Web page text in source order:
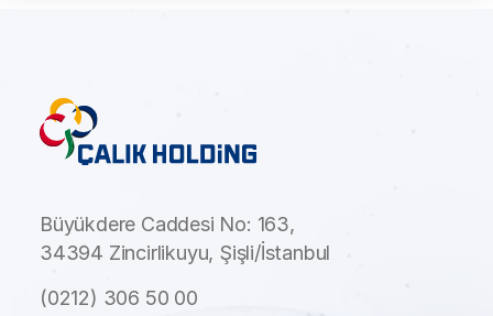
Büyükdere Caddesi No: 163,
34394 Zincirlikuyu, Şişli/İstanbul
(0212) 306 50 00